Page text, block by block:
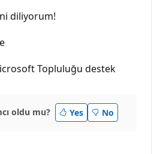
diliyorum!
Topluluğu destek
oldu mu? Yes No